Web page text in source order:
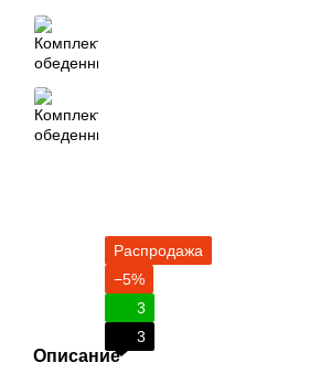
Распродажа
−5%
3
3
Описание